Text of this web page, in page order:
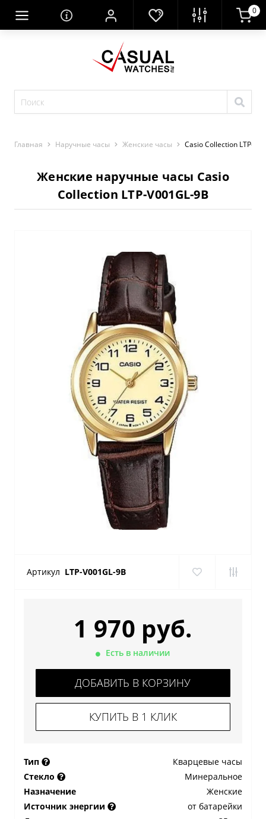
0
Главная Наручные часы Женские часы Casio Collection LTP-
Женские наручные часы Casio
Collection LTP-V001GL-9B
Артикул LTP-V001GL-9B
1 970 руб.
Есть в наличии
ДОБАВИТЬ В КОРЗИНУ
КУПИТЬ В 1 КЛИК
Тип
Кварцевые часы
Стекло
Минеральное
Назначение
Женские
Источник энергии
от батарейки